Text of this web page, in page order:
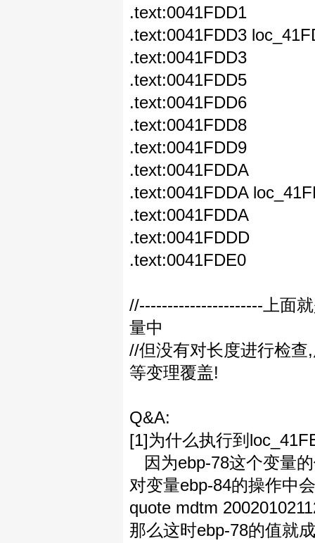
.text:0041FDD1
.text:0041FDD6
.text:0041FDDA
.text:0041FDDA
.text:0041FDDD
.text:0041FDE0
//----------------------上面
量中
//但没有对长度进行检查
等变理覆盖!
Q&A:
[1]为什么执行到
因为ebp-78这个变量
对变量ebp-84的操作中
quote mdtm
那么这时ebp-78的值就